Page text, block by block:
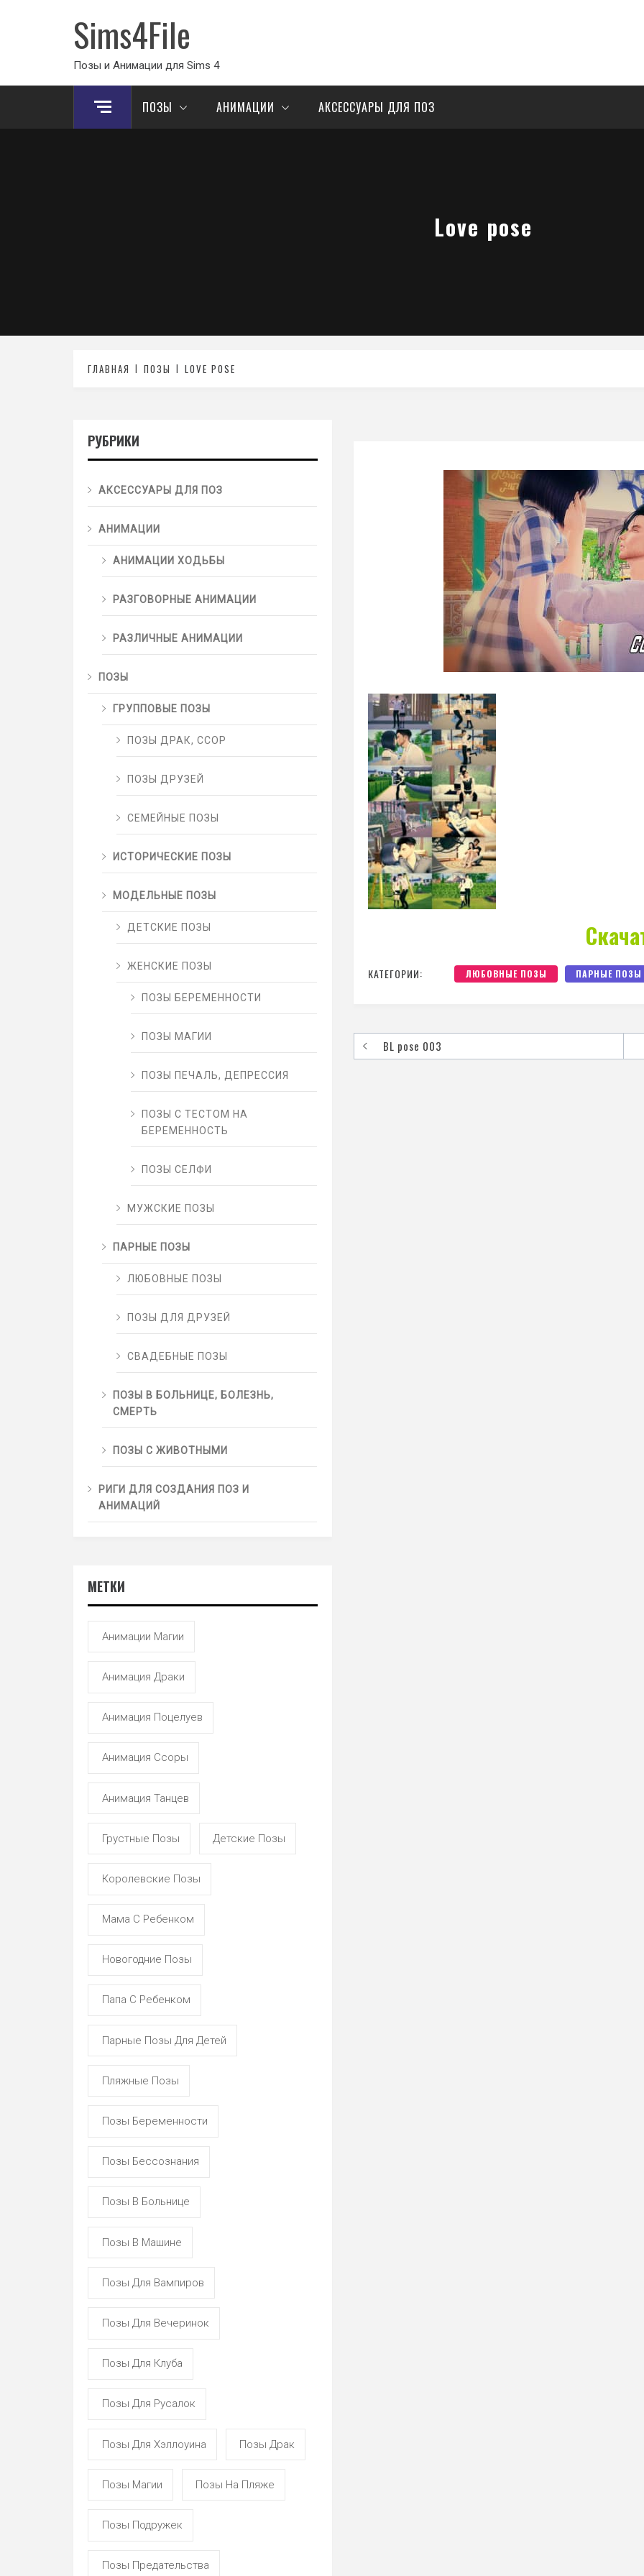
Sims4File
Позы и Анимации для Sims 4
ПОЗЫ АНИМАЦИИ АКСЕССУАРЫ ДЛЯ ПОЗ
Love pose
ГЛАВНАЯ ПОЗЫ LOVE POSE
КАТЕГОРИИ: ЛЮБОВНЫЕ ПОЗЫ ПАРНЫЕ ПОЗЫ
BL pose 003
РУБРИКИ
АКСЕССУАРЫ ДЛЯ ПОЗ
АНИМАЦИИ
АНИМАЦИИ ХОДЬБЫ
РАЗГОВОРНЫЕ АНИМАЦИИ
РАЗЛИЧНЫЕ АНИМАЦИИ
ПОЗЫ
ГРУППОВЫЕ ПОЗЫ
ПОЗЫ ДРАК, ССОР
ПОЗЫ ДРУЗЕЙ
СЕМЕЙНЫЕ ПОЗЫ
ИСТОРИЧЕСКИЕ ПОЗЫ
МОДЕЛЬНЫЕ ПОЗЫ
ДЕТСКИЕ ПОЗЫ
ЖЕНСКИЕ ПОЗЫ
ПОЗЫ БЕРЕМЕННОСТИ
ПОЗЫ МАГИИ
ПОЗЫ ПЕЧАЛЬ, ДЕПРЕССИЯ
ПОЗЫ С ТЕСТОМ НА
БЕРЕМЕННОСТЬ
ПОЗЫ СЕЛФИ
МУЖСКИЕ ПОЗЫ
ПАРНЫЕ ПОЗЫ
ЛЮБОВНЫЕ ПОЗЫ
ПОЗЫ ДЛЯ ДРУЗЕЙ
СВАДЕБНЫЕ ПОЗЫ
ПОЗЫ В БОЛЬНИЦЕ, БОЛЕЗНЬ,
СМЕРТЬ
ПОЗЫ С ЖИВОТНЫМИ
РИГИ ДЛЯ СОЗДАНИЯ ПОЗ И
АНИМАЦИЙ
МЕТКИ
Анимации Магии
Анимация Драки
Анимация Поцелуев
Анимация Ссоры
Анимация Танцев
Грустные Позы Детские Позы
Королевские Позы
Мама С Ребенком
Новогодние Позы
Папа С Ребенком
Парные Позы Для Детей
Пляжные Позы
Позы Беременности
Позы Бессознания
Позы В Больнице
Позы В Машине
Позы Для Вампиров
Позы Для Вечеринок
Позы Для Клуба
Позы Для Русалок
Позы Для Хэллоуина Позы Драк
Позы Магии Позы На Пляже
Позы Подружек
Позы Предательства